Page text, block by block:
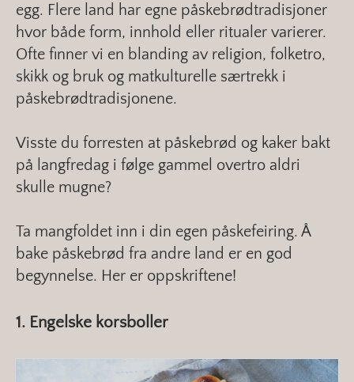
egg. Flere land har egne påskebrødtradisjoner
hvor både form, innhold eller ritualer varierer.
Ofte finner vi en blanding av religion, folketro,
skikk og bruk og matkulturelle særtrekk i
påskebrødtradisjonene.
Visste du forresten at påskebrød og kaker bakt
på langfredag i følge gammel overtro aldri
skulle mugne?
Ta mangfoldet inn i din egen påskefeiring. Å
bake påskebrød fra andre land er en god
begynnelse. Her er oppskriftene!
1. Engelske korsboller